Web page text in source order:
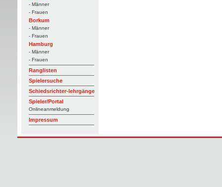
- Männer
- Frauen
Borkum
- Männer
- Frauen
Hamburg
- Männer
- Frauen
Ranglisten
Spielersuche
Schiedsrichter-lehrgänge
Spieler/Portal
Onlineanmeldung
Impressum